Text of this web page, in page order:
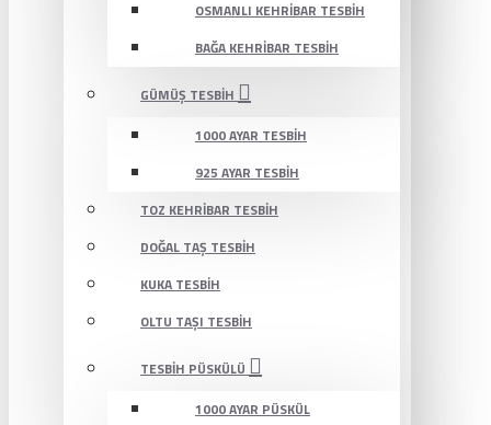
OSMANLI KEHRIBAR TESBIH
BAĞA KEHRIBAR TESBIH
GÜMÜŞ TESBIH
1000 AYAR TESBIH
925 AYAR TESBIH
TOZ KEHRIBAR TESBIH
DOĞAL TAŞ TESBIH
KUKA TESBIH
OLTU TAŞI TESBIH
TESBIH PÜSKÜLÜ
1000 AYAR PÜSKÜL